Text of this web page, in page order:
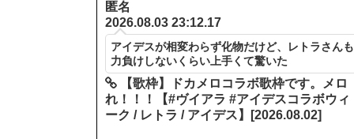
匿名
2026.08.03 23:12.17
アイデスが相変わらず化物だけど、レトラさんも
力負けしないくらい上手くて驚いた
【歌枠】ドカメロコラボ歌枠です。メロ
れ！！！【#ヴイアラ #アイデスコラボウィ
ーク / レトラ / アイデス】[2026.08.02]